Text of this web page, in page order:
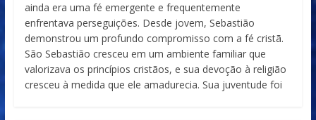
ainda era uma fé emergente e frequentemente
enfrentava perseguições. Desde jovem, Sebastião
demonstrou um profundo compromisso com a fé cristã.
São Sebastião cresceu em um ambiente familiar que
valorizava os princípios cristãos, e sua devoção à religião
cresceu à medida que ele amadurecia. Sua juventude foi